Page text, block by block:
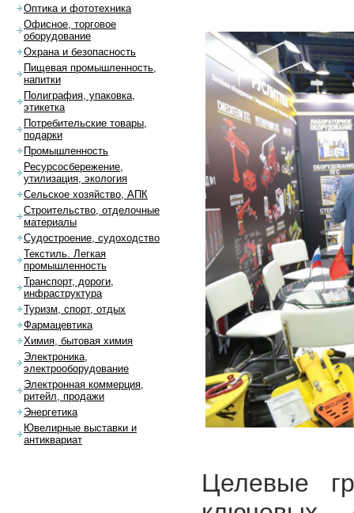
Целевые
Оптика и фототехника
Офисное, торговое
оборудование
Охрана и безопасность
Пищевая промышленность,
напитки
Полиграфия, упаковка,
этикетка
Потребительские товары,
подарки
Промышленность
Ресурсосбережение,
утилизация, экология
Сельское хозяйство, АПК
Строительство, отделочные
материалы
Судостроение, судоходство
Текстиль. Легкая
промышленность
Транспорт, дороги,
инфраструктура
Туризм, спорт, отдых
Фармацевтика
Химия, бытовая химия
Электроника,
электрооборудование
Электронная коммерция,
ритейл, продажи
Энергетика
Ювелирные выставки и
антиквариат